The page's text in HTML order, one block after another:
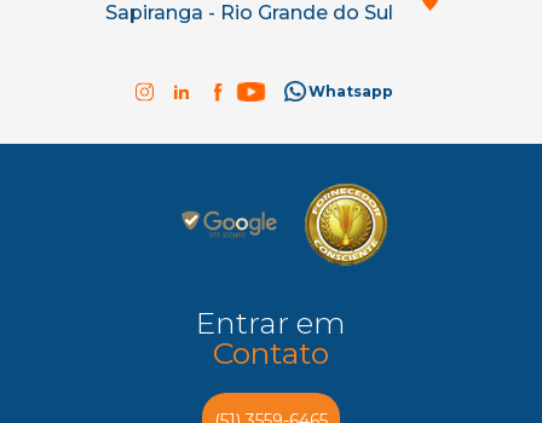
Sapiranga - Rio Grande do Sul
Whatsapp
Entrar em
Contato